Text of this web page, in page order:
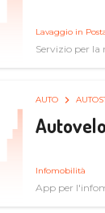
Lavaggio in
Servizio per
AUTO
Infomobilità
App per